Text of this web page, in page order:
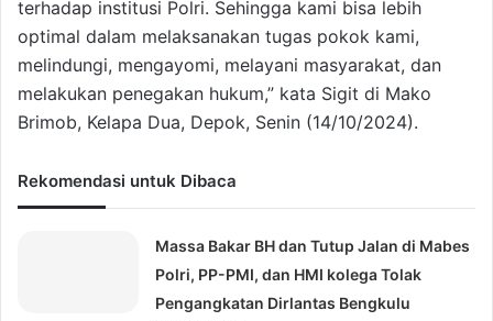
terhadap institusi Polri. Sehingga kami bisa lebih
optimal dalam melaksanakan tugas pokok kami,
melindungi, mengayomi, melayani masyarakat, dan
melakukan penegakan hukum,” kata Sigit di Mako
Brimob, Kelapa Dua, Depok, Senin (14/10/2024).
Rekomendasi untuk Dibaca
Massa Bakar BH dan Tutup Jalan di Mabes
Polri, PP-PMI, dan HMI kolega Tolak
Pengangkatan Dirlantas Bengkulu